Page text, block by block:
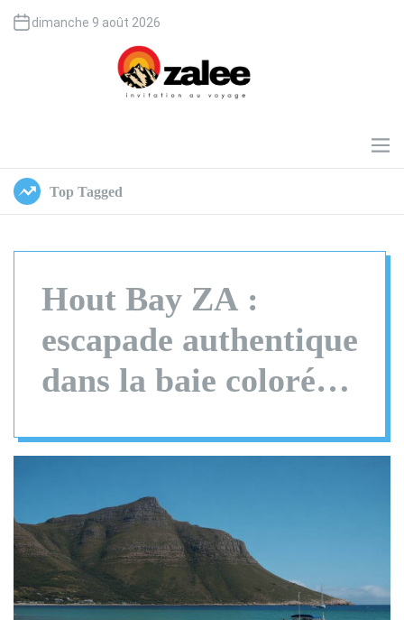
n
dimanche 9 août 2026
l
e
e
M
e
Top Tagged
Hout Bay ZA :
escapade authentique
dans la baie colorée